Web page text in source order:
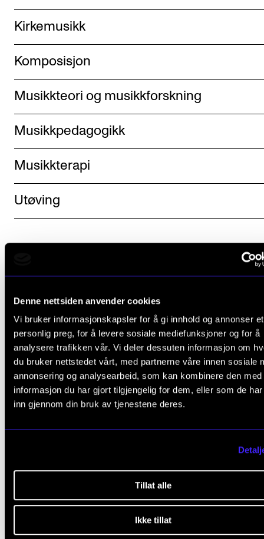
Denne nettsiden anvender cookies
Vi bruker informasjonskapsler for å gi innhold og annonser et
personlig preg, for å levere sosiale mediefunksjoner og for å
analysere trafikken vår. Vi deler dessuten informasjon om
du bruker nettstedet vårt, med partnerne våre innen sosiale
annonsering og analysearbeid, som kan kombinere den med
informasjon du har gjort tilgjengelig for dem, eller som de
inn gjennom din bruk av tjenestene deres.
Tillat alle
Ikke tillat
Kirkemusikk
Komposisjon
Musikkteori og musikkforskning
Musikkpedagogikk
Musikkterapi
Utøving
Andre tema
Overordnet
Kulturelt mangfold
Profesjon vs kunst
Fleksibilitet og endringer i opptakskrav
Hvordan vi bygger studiene